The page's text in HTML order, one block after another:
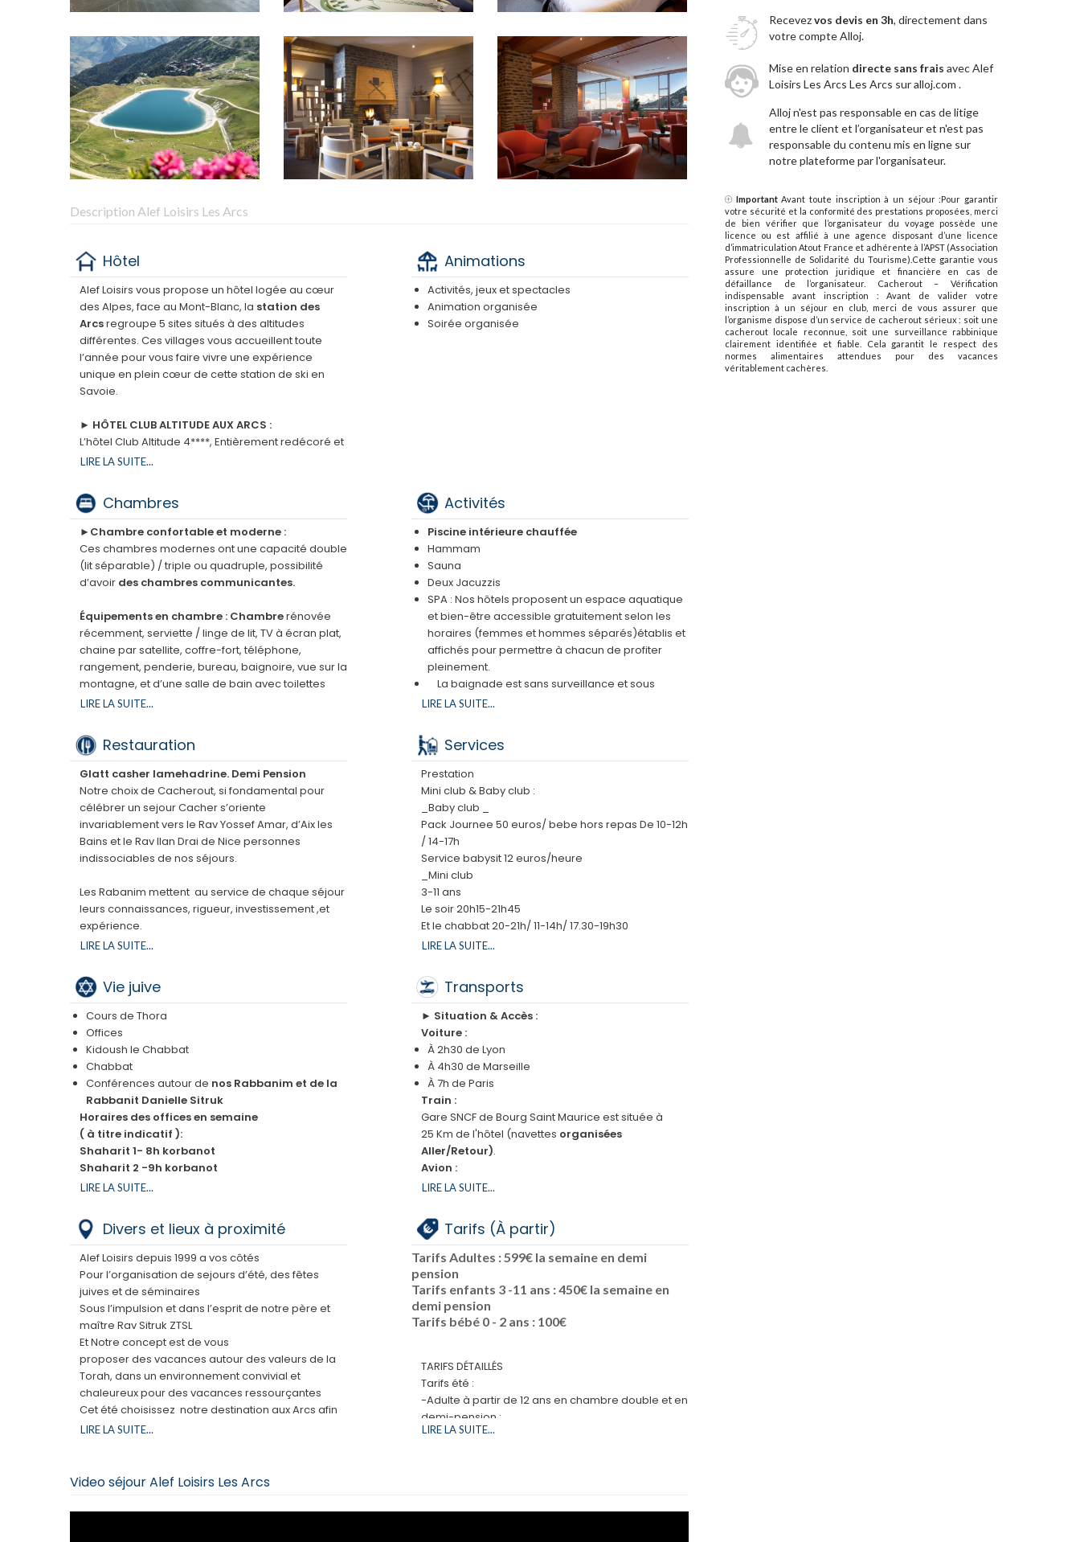
Description Alef Loisirs Les Arcs
Hôtel
Alef Loisirs vous propose un hôtel logée au cœur
des Alpes, face au Mont-Blanc, la station des
Arcsregroupe 5 sites situés à des altitudes
différentes. Ces villages vous accueillent toute
l’année pour vous faire vivre une expérience
unique en plein cœur de cette station de ski en
Savoie.
► HÔTEL CLUB ALTITUDE AUX ARCS :
L’hôtel Club Altitude 4****, Entièrement redécoré et
profitant de récentes rénovations, il offre une vue
Récemment rénové, comporte un thalasso spa
comprenant une piscine intérieure, de vastes
salons et des espaces de détente tel un bar, un
billard, une salle d’animations & spectacles, ainsi
qu’un restaurant panoramique et une grande
pour se retrouver en famille et entres amis en
journée comme en soirée.
Un parking est disponible dans l'hôtel.L’hôtel sera
sécurisé et entièrement privatisé.
LIRE LA SUITE...
Animations
Activités, jeux et spectacles
Animation organisée
Soirée organisée
Chambres
►Chambre confortable et moderne :
Ces chambres modernes ont une capacité double
(lit séparable) / triple ou quadruple, possibilité
d’avoir des chambres communicantes.
Équipements en chambre : Chambrerénovée
récemment, serviette / linge de lit, TV à écran plat,
chaine par satellite, coffre-fort, téléphone,
rangement, penderie, bureau, baignoire, vue sur la
montagne, et d’une salle de bain avec toilettes
séparés pour votre plus grand confort.
Il est également possible de rajouter un lit de bébé
dans chaque chambre .
Une connexion Wi-Fi est disponible gratuitement
dans tout l’hôtel et dans toutes les chambres.
Chambre Double ou Lits Jumeaux avec Accès
Spa
Chambre Triple (2 Adultes + 1 Enfant) avec Accès
Chambre Triple avec Accès au Spa
Chambre Quadruple avec Accès au Spa
Chambre Familiale
LIRE LA SUITE...
Activités
Piscine intérieure chauffée
Hammam
Sauna
Deux Jacuzzis
SPA : Nos hôtels proposent un espace aquatique
et bien-être accessible gratuitement selon les
horaires (femmes et hommes séparés)établis et
affichés pour permettre à chacun de profiter
pleinement.
La baignade est sans surveillance et sous
l’unique responsabilité des parents et
accessible qu’à partir de 16 ans
Une carte de soins vous est également
proposée
► Activités dans la station des ARCS :
Cet été, profitez dularge panel d'activités
sportives
proposées par les différents villages
dela station des Arcs :
Hero les arcs
Bike park
Luge d’été
Cirque
Accrobranche
Mini-golf
Canoë
Randonée
Tir à l’arc
Paint ball club commando
Trampoline élastique
Karting
Trail
Piscine avec toboggan
Rafting et sport en eaux vive
Mountain kart
Tennis
Billard
Pumptrack
Bowling
Escalade
Activité réveil musculaire
Trampoline
Trampobungy
Football
Basketball
Piscine à bull
Beach volley
Soccer beach
Squash
LIRE LA SUITE...
Restauration
Glatt casher lamehadrine. Demi Pension
Notre choix de Cacherout, si fondamental pour
célébrer un sejour Cacher s’oriente
invariablement vers le Rav Yossef Amar, d’Aix les
Bains et le Rav Ilan Drai de Nice personnes
indissociables de nos séjours.
Les Rabanim mettent au service de chaque séjour
leurs connaissances, rigueur, investissement ,et
expérience.
Ils ont également en charge l’organisation du
lequel tous les Rabanim présents et à leur tête,
Le Rav Gross chlita ,leur accordent toute leur
confiance.
Nos critères consistent à chercher l’exigence aussi
bien dans le choix des produits, des viandes ainsi
que dans toute l’épicerie qui pendant le sejour
nécessitent une attention minutieuse.
Les Rabanim garantissent , tout au long du séjour,
l’accompagnement en cuisine pour respecter le
bishoul beth yossef ainsi que chaque élément de
ceci dans l’observance la plus stricte.
surveillance du Rav Rottenberg ou du Rav Katz ou
d’Aix les Bains
-Petit déjeuner :
8.45-10.45
Formule buffet
-Boisson chaudes et jus d’orange & pommes
-Viennoiseries & pains
-céréales
-Yaourt& fromages
Animations en alternance selon les jours/
Omelettes- crepes - crudités - jus de fruits
pressées
déjeuner, vous pouvez néanmoins
Soit vous rendre à l’espace dédié à partir de 9h30
LIRE LA SUITE...
Services
Prestation
Mini club & Baby club :
_Baby club _
Pack Journee 50 euros/ bebe hors repas De 10-12h
/ 14-17h
Service babysit 12 euros/heure
_Mini club
3-11 ans
Le soir 20h15-21h45
Et le chabbat 20-21h/ 11-14h/ 17.30-19h30
Pack Semaine payant
100 euros / enfant hors repas / goûter compris
(horaires : 10:30-12:30 / 14:30-17:30 )
180€ / enfant en journée Continue avec le repas
de midi.
LIRE LA SUITE...
Vie juive
Cours de Thora
Offices
Kidoush le Chabbat
Chabbat
Conférences autour de nos Rabbanim et de la
Rabbanit Danielle Sitruk
Horaires des offices en semaine
( à titre indicatif ):
Shaharit 1- 8h korbanot
Shaharit 2 -9h korbanot
Minha 1- 19h
Minha 2- 20h05
Àrvit 1-21.45
Àrvit 2-22.30
LIRE LA SUITE...
Transports
► Situation & Accès :
Voiture :
À 2h30 de Lyon
À 4h30 de Marseille
À 7h de Paris
Train :
Gare SNCF de Bourg Saint Maurice est située à
25 Km de l'hôtel (navettes organisées
Aller/Retour).
Avion :
Aéroport de
Aéroport de
Genève (GVA) à 2h30 de l'hôtel.
LIRE LA SUITE...
Divers et lieux à proximité
Alef Loisirs depuis 1999 a vos côtés
Pour l’organisation de sejours d’été, des fêtes
juives et de séminaires
Sous l’impulsion et dans l’esprit de notre père et
maître Rav Sitruk ZTSL
Et Notre concept est de vous
proposer des vacances autour des valeurs de la
Torah, dans un environnement convivial et
chaleureux pour des vacances ressourçantes
Cet été choisissez notre destination aux Arcs afin
de répondre à vos attentes et vos envies .
fraichement rénovées avec son bar au milieu d'un
grand salon et sa grande scène de spectacle ainsi
que son restaurant face au Mont Blanc en font un
LIRE LA SUITE...
Tarifs (À partir)
Tarifs Adultes : 599€ la semaine en demi
pension
Tarifs enfants 3 -11 ans : 450€ la semaine en
demi pension
Tarifs bébé 0 - 2 ans : 100€
TARIFS DÉTAILLÉS
Tarifs été :
-Adulte à partir de 12 ans en chambre double et en
demi-pension :
599 €/semaine
LIRE LA SUITE...
Video séjour Alef Loisirs Les Arcs
Recevezvos devis en 3h, directement dans
votre compte Alloj.
Mise en relation directe sans frais avec Alef
Loisirs Les Arcs Les Arcs sur alloj.com .
Alloj n'est pas responsable en cas de litige
entre le client et l’organisateur et n'est pas
responsable du contenu mis en ligne sur
notre plateforme par l'organisateur.
ImportantAvant toute inscription à un séjour :Pour garantir
votre sécurité et la conformité des prestations proposées, merci
de bien vérifier que l’organisateur du voyage possède une
licence ou est affilié à une agence disposant d’une licence
d’immatriculation Atout France et adhérente à l’APST (Association
Professionnelle de Solidarité du Tourisme).Cette garantie vous
assure une protection juridique et financière en cas de
défaillance de l’organisateur. Cacherout – Vérification
indispensable avant inscription : Avant de valider votre
inscription à un séjour en club, merci de vous assurer que
l’organisme dispose d’un service de cacherout sérieux : soit une
cacherout locale reconnue, soit une surveillance rabbinique
clairement identifiée et fiable. Cela garantit le respect des
normes alimentaires attendues pour des vacances
véritablement cachères.